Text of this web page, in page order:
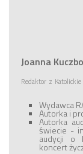
Joanna
Redaktor z Katolickie
Wydawca
Autorka i
Autorka
świecie -
audycji o
koncert